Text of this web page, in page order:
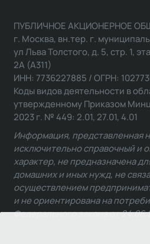
ПУБЛИЧНОЕ АКЦИОНЕРНОЕ
г. Москва, вн.тер. г.
ул Льва Толстого, д. 5, стр. 1,
2А (А311)
ИНН: 7736227885 / ОГРН:
Коды видов деятельности в
утвержденному Приказом
2023 г. № 449: 2.01, 27.01, 4.01
Информация, представленная
исключительно справочный и
характер, не предназначена
домашних и иных нужд, не
осуществлением
и не ориентирована на
Федерального закона от